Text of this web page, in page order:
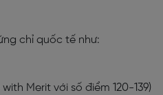
chỉ quốc tế như:
Merit với số điểm 120-139)